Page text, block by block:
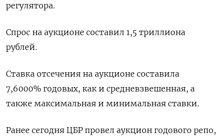
регулятора.
Спрос на аукционе составил 1,5 триллиона
рублей.
Ставка отсечения на аукционе составила
7,6000% годовых, как и средневзвешенная, а
также максимальная и минимальная ставки.
Ранее сегодня ЦБР провел аукцион годового репо,